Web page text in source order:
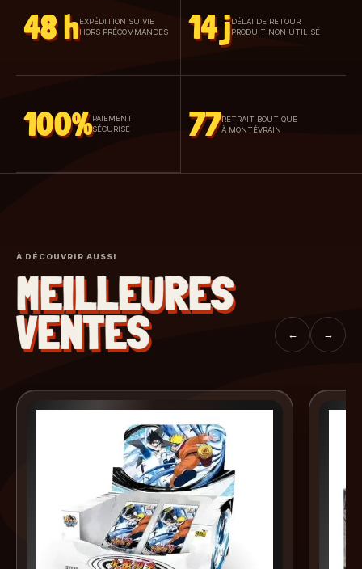
48 h EXPÉDITION SUIVIE
HORS PRÉCOMMANDES
14 jDÉLAI DE RETOUR
PRODUIT NON UTILISÉ
100% PAIEMENT
SÉCURISÉ
77RETRAIT BOUTIQUE
À MONTÉVRAIN
À DÉCOUVRIR AUSSI
MEILLEURES
VENTES ← →